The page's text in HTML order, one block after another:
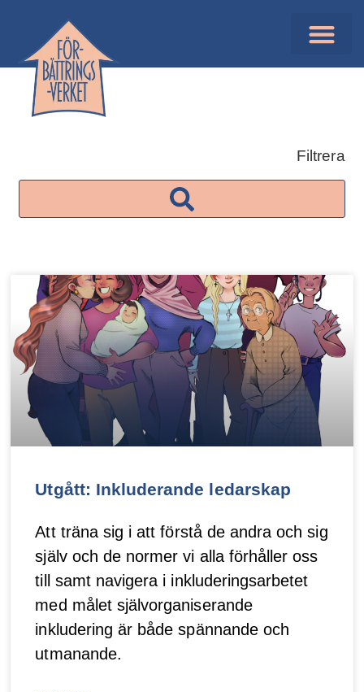
Filtrera
Utgått: Inkluderande ledarskap
Att träna sig i att förstå de andra och sig
själv och de normer vi alla förhåller oss
till samt navigera i inkluderingsarbetet
med målet självorganiserande
inkludering är både spännande och
utmanande.